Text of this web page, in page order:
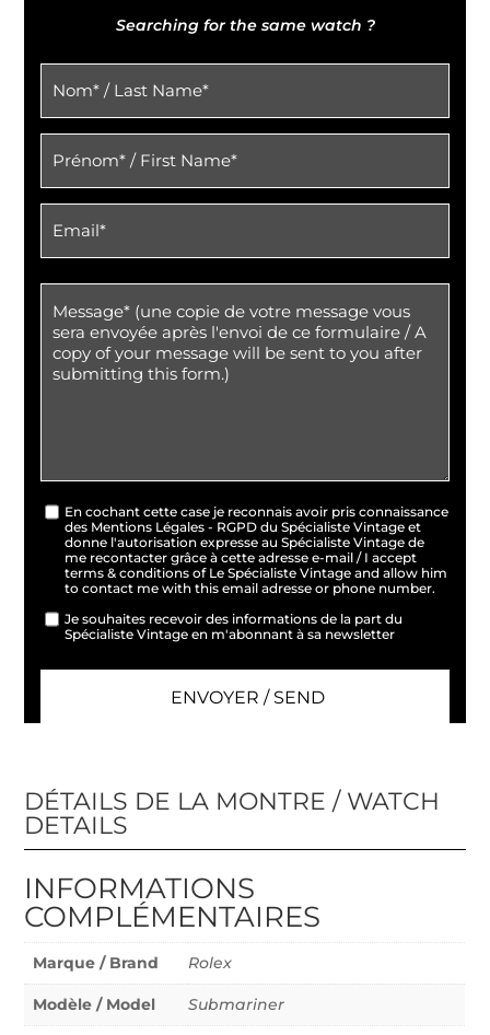
Searching for the same watch ?
En cochant cette case je reconnais avoir pris connaissance
des Mentions Légales - RGPD du Spécialiste Vintage et
donne l'autorisation expresse au Spécialiste Vintage de
me recontacter grâce à cette adresse e-mail / I accept
terms & conditions of Le Spécialiste Vintage and allow him
to contact me with this email adresse or phone number.
Je souhaites recevoir des informations de la part du
Spécialiste Vintage en m'abonnant à sa newsletter
DÉTAILS DE LA MONTRE / WATCH
DETAILS
INFORMATIONS
COMPLÉMENTAIRES
Marque / Brand Rolex
Modèle / Model Submariner